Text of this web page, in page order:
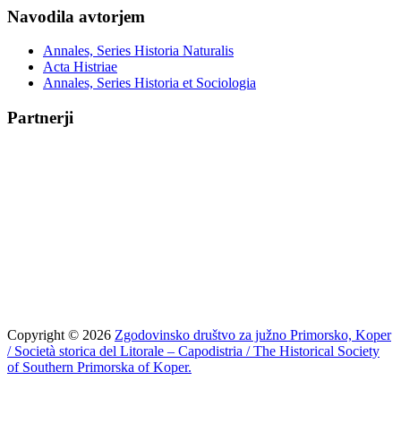
Navodila avtorjem
Annales, Series Historia Naturalis
Acta Histriae
Annales, Series Historia et Sociologia
Partnerji
Copyright © 2026 Zgodovinsko društvo za južno Primorsko, Koper
/ Società storica del Litorale – Capodistria / The Historical Society
of Southern Primorska of Koper.